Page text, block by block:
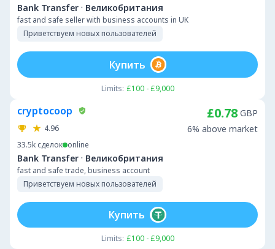
Bank Transfer · Великобритания
fast and safe seller with business accounts in UK
Приветствуем новых пользователей
Limits: £100 - £9,000
Купить
cryptocoop
4.96
33.5k сделок online
Bank Transfer · Великобритания
fast and safe trade, business account
Приветствуем новых пользователей
£0.78 GBP
6% above market
Limits: £100 - £9,000
Купить